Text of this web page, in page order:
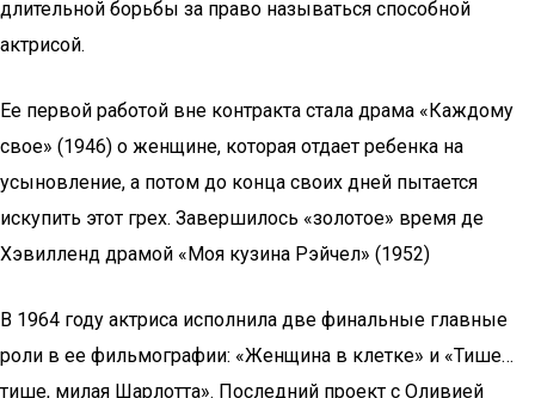
длительной борьбы за право называться способной
актрисой.
Ее первой работой вне контракта стала драма «Каждому
свое» (1946) о женщине, которая отдает ребенка на
усыновление, а потом до конца своих дней пытается
искупить этот грех. Завершилось «золотое» время де
Хэвилленд драмой «Моя кузина Рэйчел» (1952)
В 1964 году актриса исполнила две финальные главные
роли в ее фильмографии: «Женщина в клетке» и «Тише…
тише, милая Шарлотта». Последний проект с Оливией